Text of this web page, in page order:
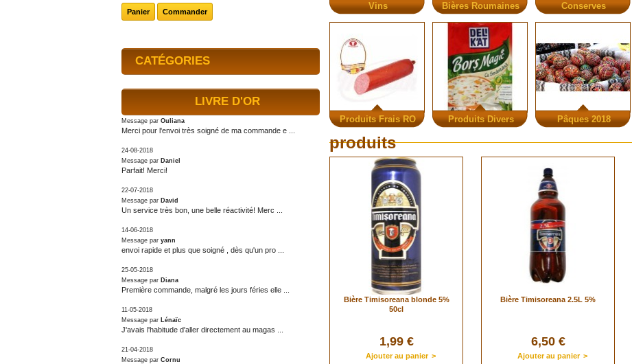
Panier Commander
CATÉGORIES
LIVRE D'OR
Message par Ouliana
Merci pour l'envoi très soigné de ma commande e ...
24-08-2018
Message par Daniel
Parfait! Merci!
22-07-2018
Message par David
Un service très bon, une belle réactivité! Merc ...
14-06-2018
Message par yann
envoi rapide et plus que soigné , dès qu'un pro ...
25-05-2018
Message par Diana
Première commande, malgré les jours féries elle ...
11-05-2018
Message par Lénaïc
J'avais l'habitude d'aller directement au magas ...
21-04-2018
Message par Cornu
Vins Bières Roumaines Conserves
Produits Frais RO Produits Divers Pâques 2018
produits
Bière Timisoreana blonde 5%
50cl
1,99 €
Ajouter au panier >
Bière Timisoreana 2.5L 5%
6,50 €
Ajouter au panier >